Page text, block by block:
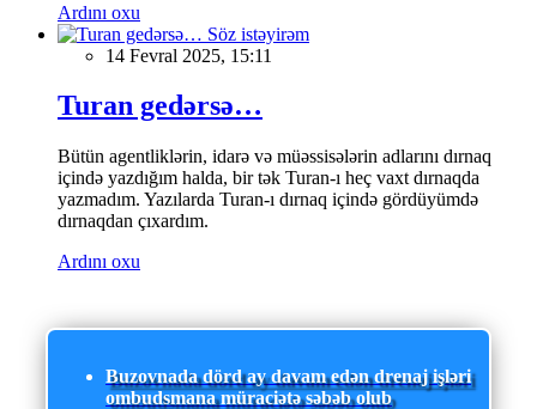
Ardını oxu
Söz istəyirəm
14 Fevral 2025, 15:11
Turan gedərsə…
Bütün agentliklərin, idarə və müəssisələrin adlarını dırnaq
içində yazdığım halda, bir tək Turan-ı heç vaxt dırnaqda
yazmadım. Yazılarda Turan-ı dırnaq içində gördüyümdə
dırnaqdan çıxardım.
Ardını oxu
Buzovnada dörd ay davam edən drenaj işləri
ombudsmana müraciətə səbəb olub